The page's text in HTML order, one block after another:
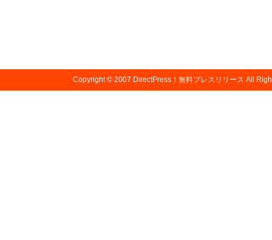
Copyright © 2007 DirectPress！無料プレスリリース All